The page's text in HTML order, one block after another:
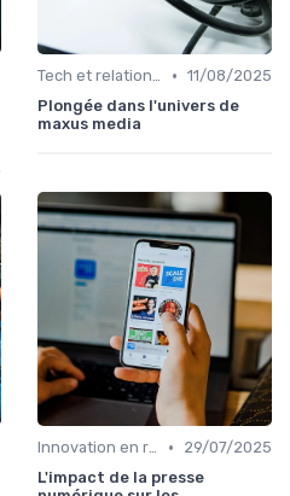
Tech et relation presse • 11/08/2025
Plongée dans l'univers de
maxus media
Innovation en relation presse •
29/07/2025
L'impact de la presse